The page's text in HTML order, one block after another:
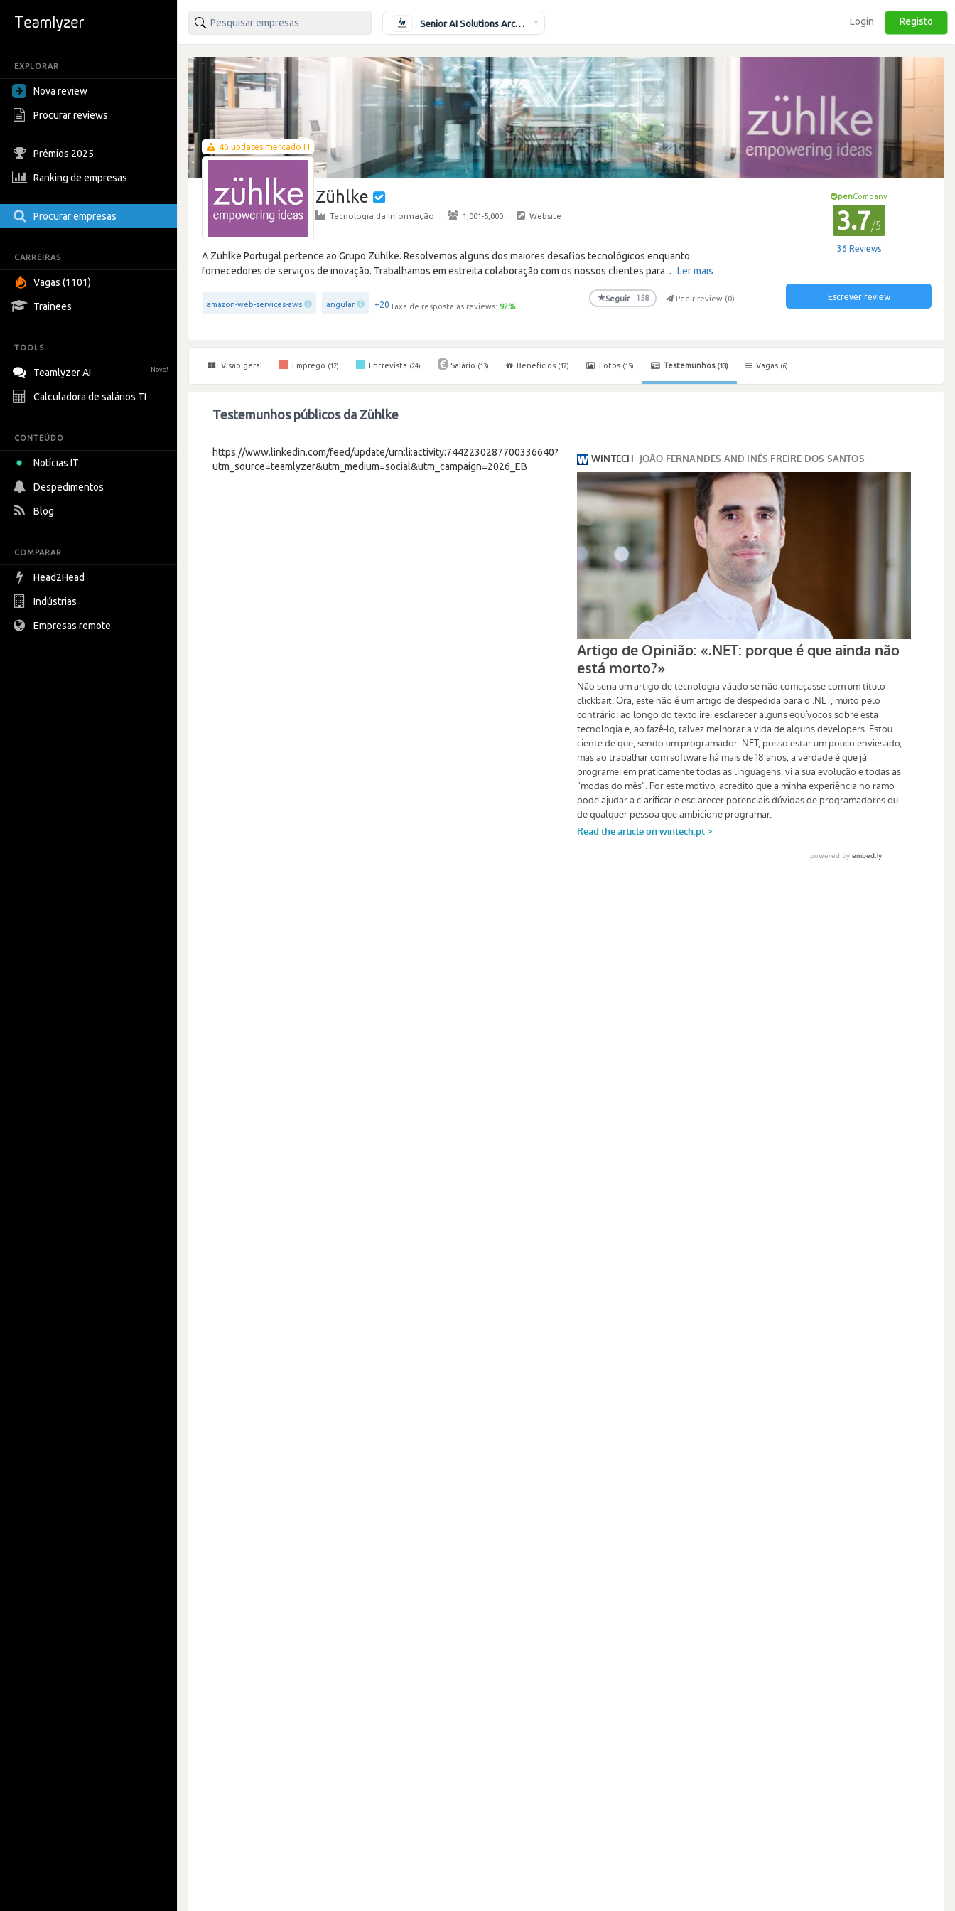
EXPLORAR
Nova review
Procurar reviews
Prémios 2025
Ranking de empresas
Procurar empresas
CARREIRAS
Vagas (1101)
Trainees
TOOLS
Teamlyzer AI Novo!
Calculadora de salários TI
CONTEÚDO
Notícias IT
Despedimentos
Blog
COMPARAR
Head2Head
Indústrias
Empresas remote
Senior AI Solutions Architect Login Registo
46 updates mercado IT
Zühlke
Tecnologia da Informação · 1,001-5,000 · Website
A Zühlke Portugal pertence ao Grupo Zühlke. Resolvemos alguns dos maiores desafios tecnológicos enquanto
fornecedores de serviços de inovação. Trabalhamos em estreita colaboração com os nossos clientes para… Ler mais
amazon-web-services-aws angular +20Taxa de resposta às reviews: 92%
★Seguir 158 Pedir review (0)
penCompany
3.7/5
36 Reviews
Escrever review
Visão geral Emprego (12) Entrevista (24) Salário (13) Benefícios (17) Fotos (15) Testemunhos (13) Vagas (6)
Testemunhos públicos da Zühlke
https://www.linkedin.com/feed/update/urn:li:activity:7442230287700336640?
utm_source=teamlyzer&utm_medium=social&utm_campaign=2026_EB